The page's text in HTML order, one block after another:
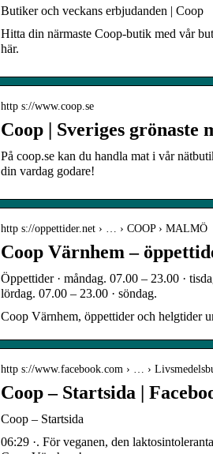
Butiker och veckans erbjudanden | Coop
Hitta din närmaste Coop-butik med vår
här.
http s://www.coop.se
Coop | Sveriges grönaste
På coop.se kan du handla mat i vår
din vardag godare!
http s://oppettider.net › … › COOP › MALMÖ
Coop Värnhem –
Öppettider · måndag. 07.00 – 23.00 ·
lördag. 07.00 – 23.00 · söndag.
Coop Värnhem, öppettider och helgtider
http s://www.facebook.com › … ›
Coop – Startsida |
Coop – Startsida
06:29 ·. För veganen, den